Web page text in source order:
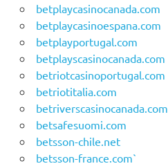
betplaycasinocanada.com
betplaycasinoespana.com
betplayportugal.com
betplayscasinocanada.com
betriotcasinoportugal.com
betriotitalia.com
betriverscasinocanada.com
betsafesuomi.com
betsson-chile.net
betsson-france.com`